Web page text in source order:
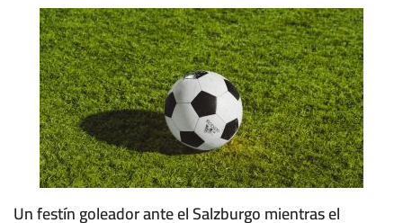
Un festín goleador ante el Salzburgo mientras el